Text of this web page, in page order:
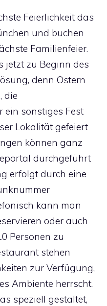
Feierlichkeit das
und buchen
Familienfeier.
jetzt zu Beginn des
denn Ostern
die
ein sonstiges Fest
Lokalität gefeiert
können ganz
durchgeführt
erfolgt durch eine
kann man
oder auch
Personen zu
stehen
zur Verfügung,
Ambiente herrscht.
speziell gestaltet,